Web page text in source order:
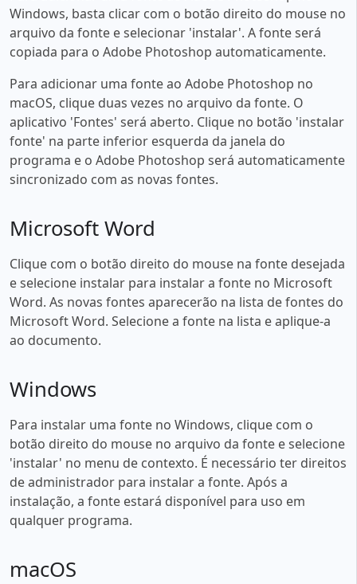
Windows, basta clicar com o botão direito do mouse no
arquivo da fonte e selecionar 'instalar'. A fonte será
copiada para o Adobe Photoshop automaticamente.
Para adicionar uma fonte ao Adobe Photoshop no
macOS, clique duas vezes no arquivo da fonte. O
aplicativo 'Fontes' será aberto. Clique no botão 'instalar
fonte' na parte inferior esquerda da janela do
programa e o Adobe Photoshop será automaticamente
sincronizado com as novas fontes.
Microsoft Word
Clique com o botão direito do mouse na fonte desejada
e selecione instalar para instalar a fonte no Microsoft
Word. As novas fontes aparecerão na lista de fontes do
Microsoft Word. Selecione a fonte na lista e aplique-a
ao documento.
Windows
Para instalar uma fonte no Windows, clique com o
botão direito do mouse no arquivo da fonte e selecione
'instalar' no menu de contexto. É necessário ter direitos
de administrador para instalar a fonte. Após a
instalação, a fonte estará disponível para uso em
qualquer programa.
macOS